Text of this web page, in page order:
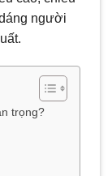
người
trọng?